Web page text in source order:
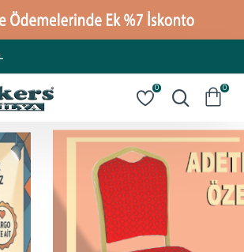
0 0